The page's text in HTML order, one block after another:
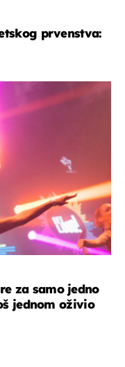
prvenstva:
za samo jedno
jednom oživio